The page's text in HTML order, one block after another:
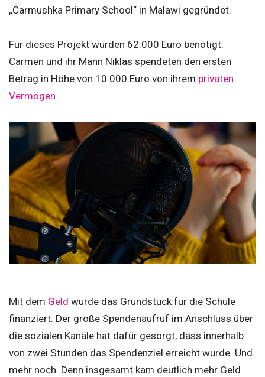
„Carmushka Primary School“ in Malawi gegründet.
Für dieses Projekt wurden 62.000 Euro benötigt.
Carmen und ihr Mann Niklas spendeten den ersten
Betrag in Höhe von 10.000 Euro von ihrem privaten
Vermögen.
Mit dem Geld wurde das Grundstück für die Schule
finanziert. Der große Spendenaufruf im Anschluss über
die sozialen Kanäle hat dafür gesorgt, dass innerhalb
von zwei Stunden das Spendenziel erreicht wurde. Und
mehr noch. Denn insgesamt kam deutlich mehr Geld